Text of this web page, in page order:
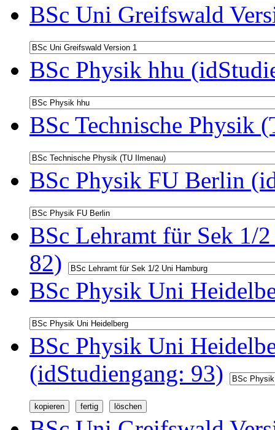
BSc Uni Greifswald
BSc Physik hhu
BSc Technische Physik
BSc Physik FU Berlin
BSc Lehramt für Sek 1/
82)
BSc Physik Uni
BSc Physik Uni
(idStudiengang: 93)